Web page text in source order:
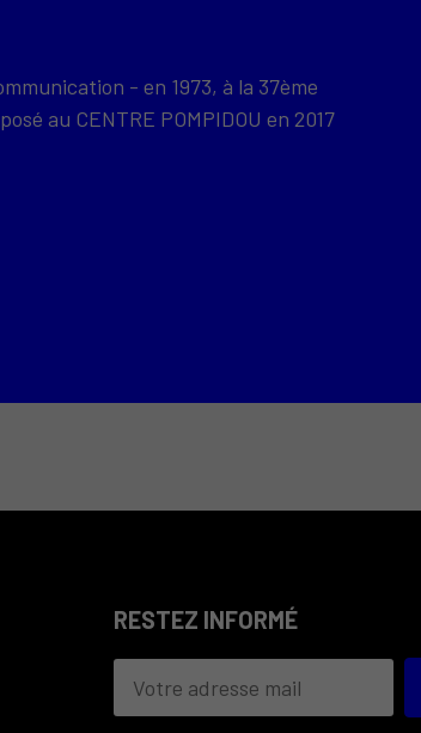
- en 1973, à la 37ème
au CENTRE POMPIDOU en 2017
RESTEZ INFORMÉ